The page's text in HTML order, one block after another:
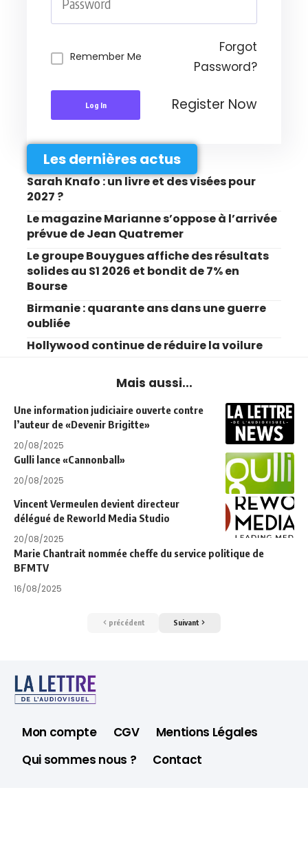
Remember Me
Forgot
Password?
Log In Register Now
Les dernières actus
Sarah Knafo : un livre et des visées pour
2027 ?
Le magazine Marianne s’oppose à l’arrivée
prévue de Jean Quatremer
Le groupe Bouygues affiche des résultats
solides au S1 2026 et bondit de 7% en
Bourse
Birmanie : quarante ans dans une guerre
oubliée
Hollywood continue de réduire la voilure
Mais aussi...
Une information judiciaire ouverte contre
l’auteur de «Devenir Brigitte»
20/08/2025
Gulli lance «Cannonball»
20/08/2025
Vincent Vermeulen devient directeur
délégué de Reworld Media Studio
20/08/2025
Marie Chantrait nommée cheffe du service politique de
BFMTV
16/08/2025
précédent Suivant
Mon compte CGV
Mentions Légales
Qui sommes nous ?
Contact